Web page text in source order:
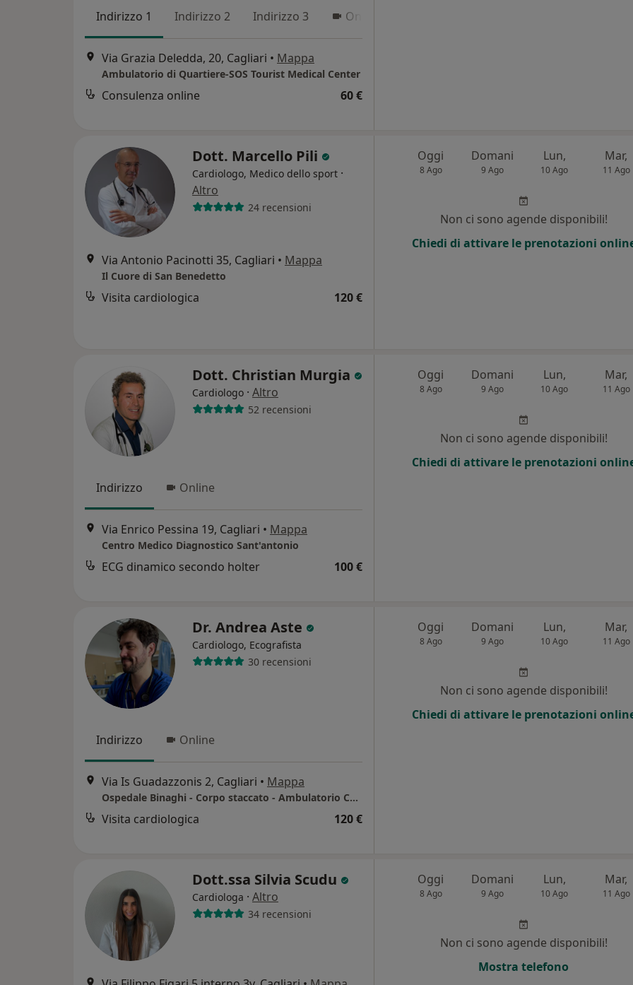
Indirizzo 1 Indirizzo 2 Indirizzo 3 Online
Via Grazia Deledda, 20, Cagliari • Mappa
Ambulatorio di Quartiere-SOS Tourist Medical Center
Consulenza online 60 €
Dott. Marcello Pili
Cardiologo, Medico dello sport ·
Altro
24 recensioni
Via Antonio Pacinotti 35, Cagliari • Mappa
Il Cuore di San Benedetto
Visita cardiologica 120 €
Oggi
8 Ago
Domani
9 Ago
Lun,
10 Ago
Mar,
11 Ago
Non ci sono agende disponibili!
Chiedi di attivare le prenotazioni
Dott. Christian Murgia
Cardiologo · Altro
52 recensioni
Indirizzo Online
Via Enrico Pessina 19, Cagliari • Mappa
Centro Medico Diagnostico Sant'antonio
ECG dinamico secondo holter 100 €
Oggi
8 Ago
Domani
9 Ago
Lun,
10 Ago
Mar,
11 Ago
Non ci sono agende disponibili!
Chiedi di attivare le prenotazioni
Dr. Andrea Aste
Cardiologo, Ecografista
30 recensioni
Indirizzo Online
Via Is Guadazzonis 2, Cagliari • Mappa
Ospedale Binaghi - Corpo staccato - Ambulatorio Cardiologia Intramoenia
Visita cardiologica 120 €
Oggi
8 Ago
Domani
9 Ago
Lun,
10 Ago
Mar,
11 Ago
Non ci sono agende disponibili!
Chiedi di attivare le prenotazioni
Dott.ssa Silvia Scudu
Cardiologa · Altro
34 recensioni
Oggi
8 Ago
Domani
9 Ago
Lun,
10 Ago
Mar,
11 Ago
Non ci sono agende disponibili!
Mostra telefono